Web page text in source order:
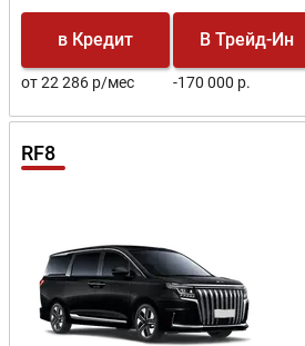
в Кредит
от 22 286 р/мес
В Трейд-Ин
-170 000 р.
RF8